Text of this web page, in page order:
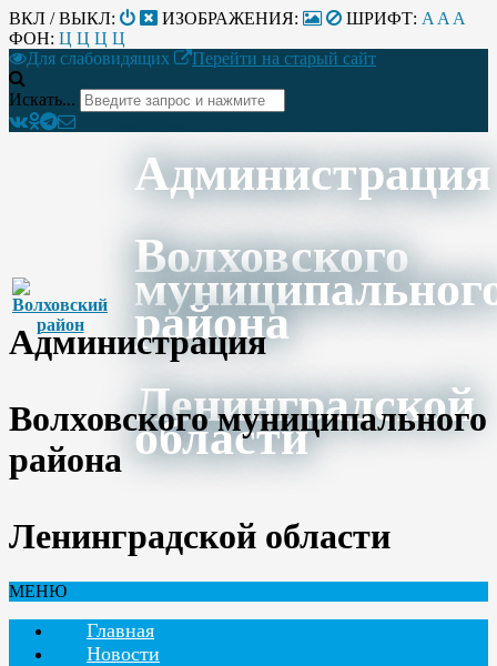
ВКЛ / ВЫКЛ: ИЗОБРАЖЕНИЯ: ШРИФТ: A A A
ФОН: Ц Ц Ц Ц
Для слабовидящих
Перейти на старый сайт
Искать...
Администрация
Волховского
района
Ленинградской
области
Администрация
Волховского муниципального
района
Ленинградской области
МЕНЮ
Главная
Новости